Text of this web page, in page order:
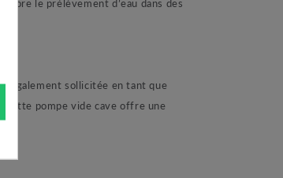
également sollicitée en tant que
cette pompe vide cave offre une